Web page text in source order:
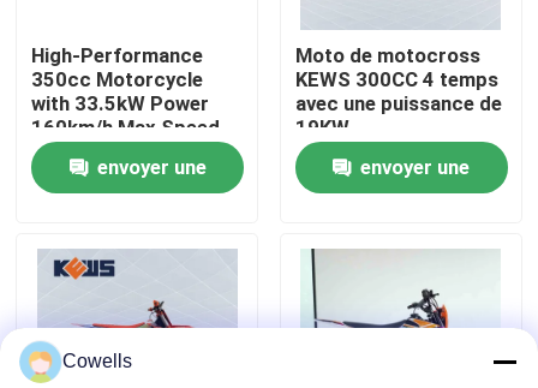
Contactez-nous
Blog
Deux motos d'Enduro de course
Motos de rassemblement
High-Performance
350cc Motorcycle
with 33.5kW Power
160km/h Max Speed
and 1460mm
Wheelbase for
Motocross
envoyer une
Moto de motocross
KEWS 300CC 4 temps
avec une puissance de
19KW
envoyer une
Cowells